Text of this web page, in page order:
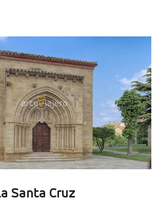
Santa Cruz